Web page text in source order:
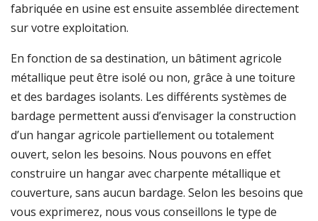
fabriquée en usine est ensuite assemblée directement
sur votre exploitation.
En fonction de sa destination, un bâtiment agricole
métallique peut être isolé ou non, grâce à une toiture
et des bardages isolants. Les différents systèmes de
bardage permettent aussi d’envisager la construction
d’un hangar agricole partiellement ou totalement
ouvert, selon les besoins. Nous pouvons en effet
construire un hangar avec charpente métallique et
couverture, sans aucun bardage. Selon les besoins que
vous exprimerez, nous vous conseillons le type de